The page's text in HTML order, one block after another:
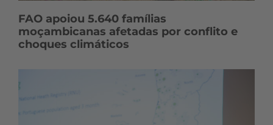
FAO apoiou 5.640 famílias
moçambicanas afetadas por conflito e
choques climáticos